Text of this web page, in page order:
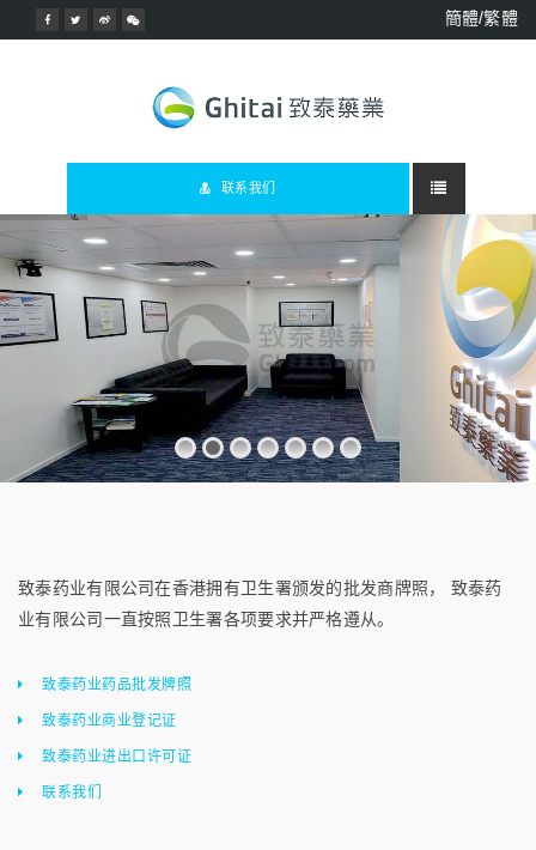
簡體/繁體
联系我们
致泰药业有限公司在香港拥有卫生署颁发的批发商牌照， 致泰药
业有限公司一直按照卫生署各项要求并严格遵从。
致泰药业药品批发牌照
致泰药业商业登记证
致泰药业进出口许可证
联系我们